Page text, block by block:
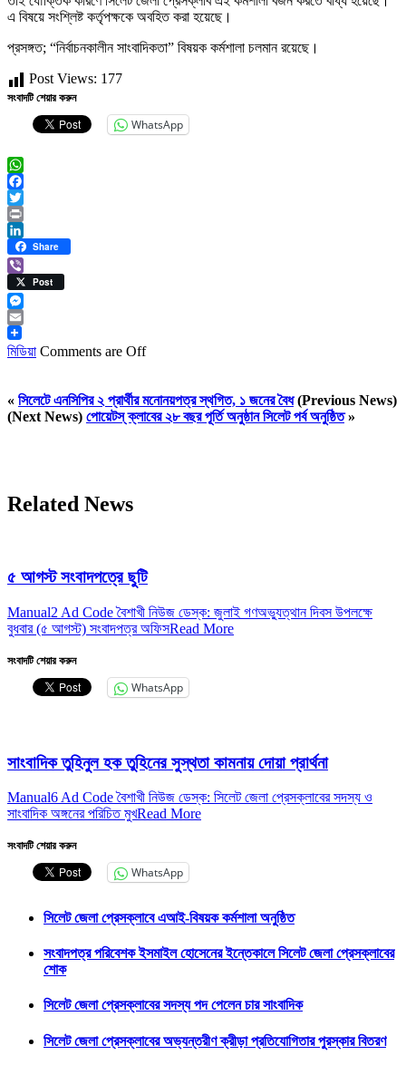
এ বিষয়ে সংশ্লিষ্ট কর্তৃপক্ষকে অবহিত করা হয়েছে।
প্রসঙ্গত; “নির্বাচনকালীন সাংবাদিকতা” বিষয়ক কর্মশালা চলমান রয়েছে।
Post Views: 177
সংবাদটি শেয়ার করুন
WhatsApp
WhatsApp
Facebook
Twitter
Print
LinkedIn
Share
ViberPost
Messenger
Email
মিডিয়া Comments are Off
« সিলেটে এনসিপির ২ প্রার্থীর মনোনয়পত্র স্থগিত, ১ জনের বৈধ(Previous News)
(Next News) পোয়েটস্ ক্লাবের ২৮ বছর পূর্তি অনুষ্ঠান সিলেট পর্ব অনুষ্ঠিত»
Related News
৫ আগস্ট সংবাদপত্রে ছুটি
Manual2 Ad Code বৈশাখী নিউজ ডেস্ক: জুলাই গণঅভ্যুত্থান দিবস উপলক্ষে
বুধবার (৫ আগস্ট) সংবাদপত্র অফিসRead More
সংবাদটি শেয়ার করুন
WhatsApp
সাংবাদিক তুহিনুল হক তুহিনের সুস্থতা কামনায় দোয়া প্রার্থনা
Manual6 Ad Code বৈশাখী নিউজ ডেস্ক: সিলেট জেলা প্রেসক্লাবের সদস্য ও
সাংবাদিক অঙ্গনের পরিচিত মুখRead More
সংবাদটি শেয়ার করুন
WhatsApp
সিলেট জেলা প্রেসক্লাবে এআই-বিষয়ক কর্মশালা অনুষ্ঠিত
সংবাদপত্র পরিবেশক ইসমাইল হোসেনের ইন্তেকালে সিলেট জেলা প্রেসক্লাবের
শোক
সিলেট জেলা প্রেসক্লাবের সদস্য পদ পেলেন চার সাংবাদিক
সিলেট জেলা প্রেসক্লাবের অভ্যন্তরীণ ক্রীড়া প্রতিযোগিতার পুরস্কার বিতরণ